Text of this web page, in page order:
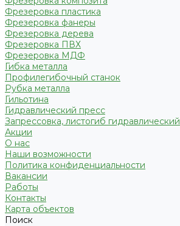
Фрезеровка пластика
Фрезеровка фанеры
Фрезеровка дерева
Фрезеровка ПВХ
Фрезеровка МДФ
Гибка металла
Профилегибочный станок
Рубка металла
Гильотина
Гидравлический пресс
Запрессовка, листогиб гидравлический
Акции
О нас
Наши возможности
Политика конфиденциальности
Вакансии
Работы
Контакты
Карта объектов
Поиск